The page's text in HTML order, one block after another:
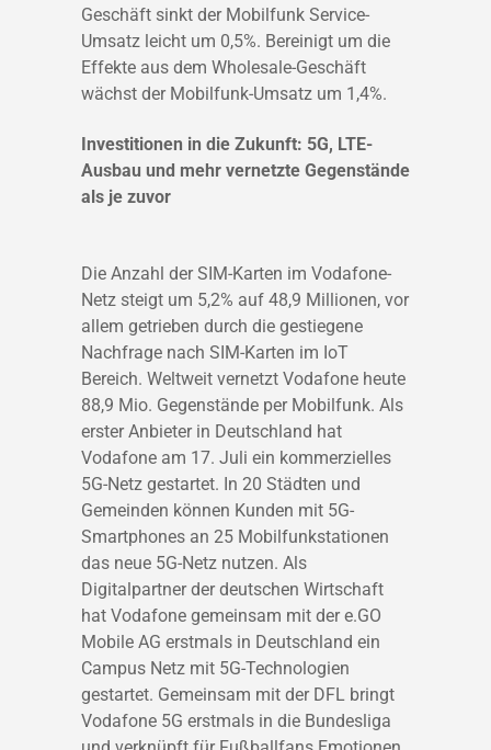
Geschäft sinkt der Mobilfunk Service-
Umsatz leicht um 0,5%. Bereinigt um die
Effekte aus dem Wholesale-Geschäft
wächst der Mobilfunk-Umsatz um 1,4%.
Investitionen in die Zukunft: 5G, LTE-
Ausbau und mehr vernetzte Gegenstände
als je zuvor
Die Anzahl der SIM-Karten im Vodafone-
Netz steigt um 5,2% auf 48,9 Millionen, vor
allem getrieben durch die gestiegene
Nachfrage nach SIM-Karten im IoT
Bereich. Weltweit vernetzt Vodafone heute
88,9 Mio. Gegenstände per Mobilfunk. Als
erster Anbieter in Deutschland hat
Vodafone am 17. Juli ein kommerzielles
5G-Netz gestartet. In 20 Städten und
Gemeinden können Kunden mit 5G-
Smartphones an 25 Mobilfunkstationen
das neue 5G-Netz nutzen. Als
Digitalpartner der deutschen Wirtschaft
hat Vodafone gemeinsam mit der e.GO
Mobile AG erstmals in Deutschland ein
Campus Netz mit 5G-Technologien
gestartet. Gemeinsam mit der DFL bringt
Vodafone 5G erstmals in die Bundesliga